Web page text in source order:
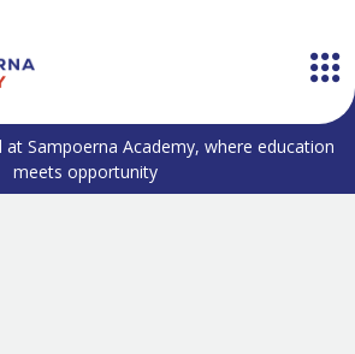
Sampoerna Academy, where education
meets opportunity